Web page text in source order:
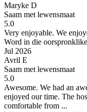
Maryke D
Saam met lewensmaat
5.0
Very enjoyable. We
Word in die
Jul 2026
Avril E
Saam met lewensmaat
5.0
Awesome. We had an
enjoyed our time. The
comfortable from ...